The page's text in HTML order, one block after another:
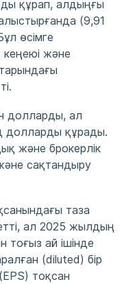
құрап, алдыңғы
(9,91
өсімге
кеңеюі және
долларды, ал
долларды құрады.
және брокерлік
сақтандыру
таза
ал 2025 жылдың
тоғыз ай ішінде
(diluted) бір
тоқсан